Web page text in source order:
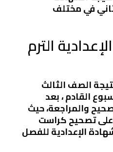
للترم الثاني في مختلف
الترم
الصف الثالث
خلال الاسبوع القادم ، بعد
والمراجعة، حيث
تصحيح كراست
الإعدادية للفصل